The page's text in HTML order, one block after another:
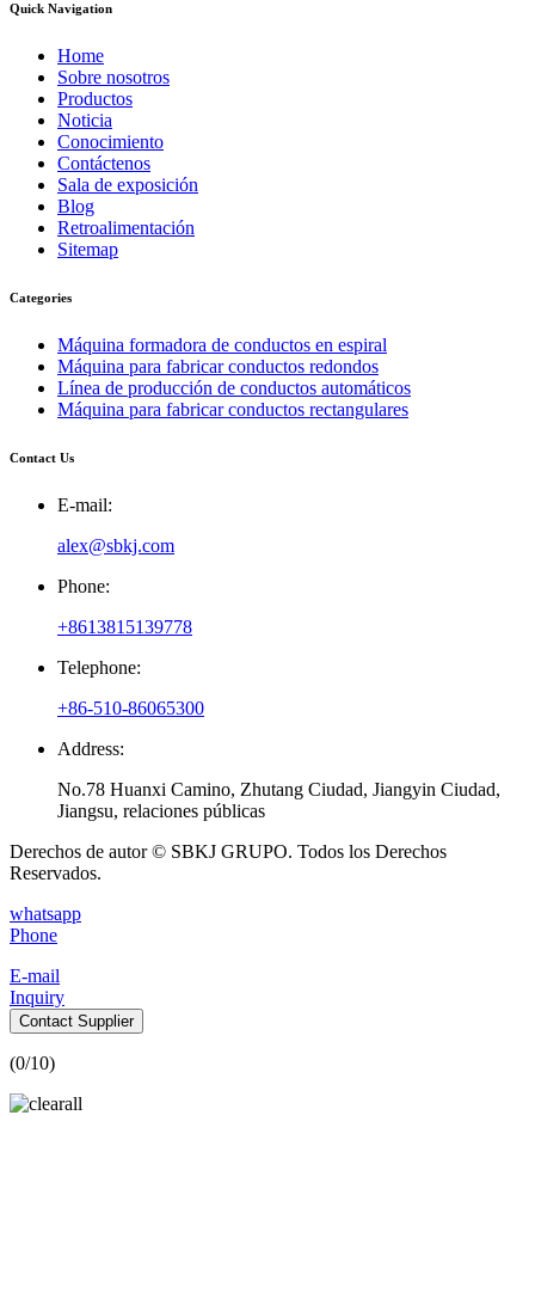
Quick Navigation
Home
Sobre nosotros
Productos
Noticia
Conocimiento
Contáctenos
Sala de exposición
Blog
Retroalimentación
Sitemap
Categories
Máquina formadora de conductos en espiral
Máquina para fabricar conductos redondos
Línea de producción de conductos automáticos
Máquina para fabricar conductos rectangulares
Contact Us
E-mail:
alex@sbkj.com
Phone:
+8613815139778
Telephone:
+86-510-86065300
Address:
No.78 Huanxi Camino, Zhutang Ciudad, Jiangyin Ciudad,
Jiangsu, relaciones públicas
Derechos de autor © SBKJ GRUPO. Todos los Derechos
Reservados.
whatsapp
Phone
E-mail
Inquiry
Contact Supplier
(0/10)